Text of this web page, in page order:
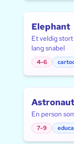
Elephant
Et veldig
lang snabel
4-6
Astronaut
En person
7-9